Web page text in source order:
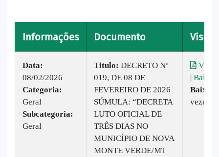
Informações Documento
Data:
08/02/2026
Categoria:
Geral
Subcategoria:
Geral
Titulo: DECRETO Nº
019, DE 08 DE
FEVEREIRO DE 2026
SÚMULA: “DECRETA
LUTO OFICIAL DE
TRÊS DIAS NO
MUNICÍPIO DE NOVA
MONTE VERDE/MT
| Baixar
vezes